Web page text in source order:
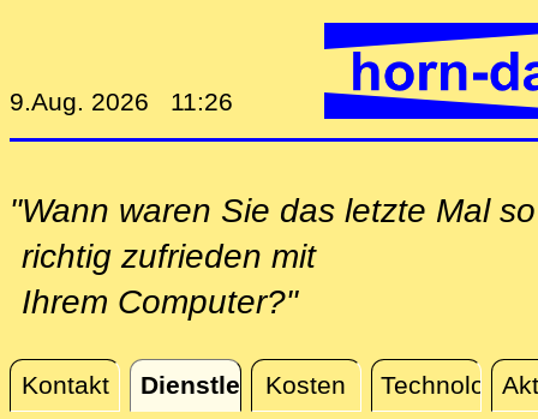
9.Aug. 2026 11:26
"Wann waren Sie das letzte Mal so
richtig zufrieden mit
Ihrem Computer?"
Kontakt Dienstleistungen
Kosten Technologie